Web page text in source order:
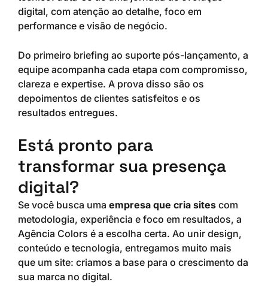
digital, com atenção ao detalhe, foco em
performance e visão de negócio.
Do primeiro briefing ao suporte pós-lançamento, a
equipe acompanha cada etapa com compromisso,
clareza e expertise. A prova disso são os
depoimentos de clientes satisfeitos e os
resultados entregues.
Está pronto para
transformar sua presença
digital?
Se você busca uma empresa que cria sites com
metodologia, experiência e foco em resultados, a
Agência Colors é a escolha certa. Ao unir design,
conteúdo e tecnologia, entregamos muito mais
que um site: criamos a base para o crescimento da
sua marca no digital.